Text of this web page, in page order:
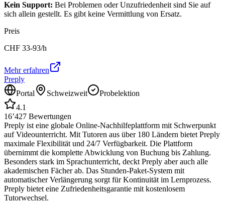
Kein Support: Bei Problemen oder Unzufriedenheit sind Sie auf
sich allein gestellt. Es gibt keine Vermittlung von Ersatz.
Preis
CHF 33-93/h
Mehr erfahren
Preply
Portal
Schweizweit
Probelektion
4.1
16’427 Bewertungen
Preply ist eine globale Online-Nachhilfeplattform mit Schwerpunkt
auf Videounterricht. Mit Tutoren aus über 180 Ländern bietet Preply
maximale Flexibilität und 24/7 Verfügbarkeit. Die Plattform
übernimmt die komplette Abwicklung von Buchung bis Zahlung.
Besonders stark im Sprachunterricht, deckt Preply aber auch alle
akademischen Fächer ab. Das Stunden-Paket-System mit
automatischer Verlängerung sorgt für Kontinuität im Lernprozess.
Preply bietet eine Zufriedenheitsgarantie mit kostenlosem
Tutorwechsel.